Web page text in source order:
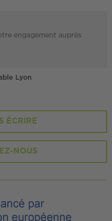
engagement auprès
Lyon
ÉCRIRE
NOUS